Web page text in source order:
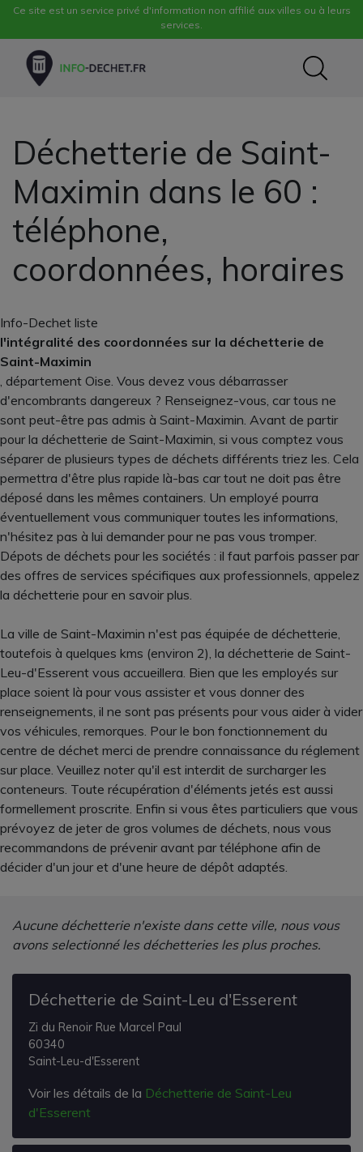
Ce site est un service privé d'information non affilié aux villes ou à leurs
services.
Déchetterie de Saint-
Maximin dans le 60 :
téléphone,
coordonnées, horaires
Info-Dechet liste
l'intégralité des coordonnées sur la déchetterie de
Saint-Maximin
, département Oise. Vous devez vous débarrasser
d'encombrants dangereux ? Renseignez-vous, car tous ne
sont peut-être pas admis à Saint-Maximin. Avant de partir
pour la déchetterie de Saint-Maximin, si vous comptez vous
séparer de plusieurs types de déchets différents triez les. Cela
permettra d'être plus rapide là-bas car tout ne doit pas être
déposé dans les mêmes containers. Un employé pourra
éventuellement vous communiquer toutes les informations,
n'hésitez pas à lui demander pour ne pas vous tromper.
Dépots de déchets pour les sociétés : il faut parfois passer par
des offres de services spécifiques aux professionnels, appelez
la déchetterie pour en savoir plus.
La ville de Saint-Maximin n'est pas équipée de déchetterie,
toutefois à quelques kms (environ 2), la déchetterie de Saint-
Leu-d'Esserent vous accueillera. Bien que les employés sur
place soient là pour vous assister et vous donner des
renseignements, il ne sont pas présents pour vous aider à vider
vos véhicules, remorques. Pour le bon fonctionnement du
centre de déchet merci de prendre connaissance du réglement
sur place. Veuillez noter qu'il est interdit de surcharger les
conteneurs. Toute récupération d'éléments jetés est aussi
formellement proscrite. Enfin si vous êtes particuliers que vous
prévoyez de jeter de gros volumes de déchets, nous vous
recommandons de prévenir avant par téléphone afin de
décider d'un jour et d'une heure de dépôt adaptés.
Aucune déchetterie n'existe dans cette ville, nous vous
avons selectionné les déchetteries les plus proches.
Déchetterie de Saint-Leu d'Esserent
Zi du Renoir Rue Marcel Paul
60340
Saint-Leu-d'Esserent
Voir les détails de la Déchetterie de Saint-Leu
d'Esserent